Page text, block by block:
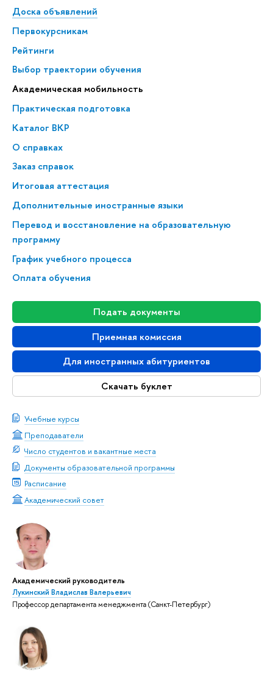
Доска объявлений
Первокурсникам
Рейтинги
Выбор траектории обучения
Академическая мобильность
Практическая подготовка
Каталог ВКР
О справках
Заказ справок
Итоговая аттестация
Дополнительные иностранные языки
Перевод и восстановление на образовательную
программу
График учебного процесса
Оплата обучения
Подать документы
Приемная комиссия
Для иностранных абитуриентов
Скачать буклет
Учебные курсы
Преподаватели
Число студентов и вакантные места
Документы образовательной программы
Расписание
Академический совет
Академический руководитель
Лукинский Владислав Валерьевич
Профессор департамента менеджмента (Санкт-Петербург)